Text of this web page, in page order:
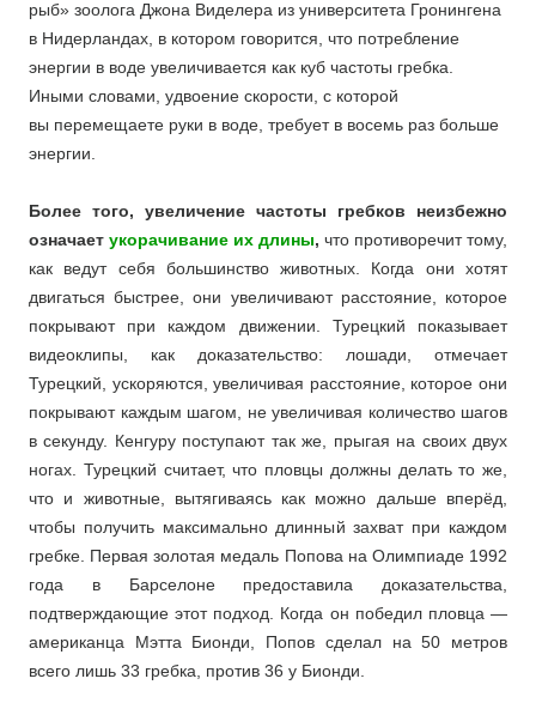
рыб» зоолога Джона Виделера из университета Гронингена
в Нидерландах, в котором говорится, что потребление
энергии в воде увеличивается как куб частоты гребка.
Иными словами, удвоение скорости, с которой
вы перемещаете руки в воде, требует в восемь раз больше
энергии.
Более того, увеличение частоты гребков неизбежно
означает укорачивание их длины, что противоречит тому,
как ведут себя большинство животных. Когда они хотят
двигаться быстрее, они увеличивают расстояние, которое
покрывают при каждом движении. Турецкий показывает
видеоклипы, как доказательство: лошади, отмечает
Турецкий, ускоряются, увеличивая расстояние, которое они
покрывают каждым шагом, не увеличивая количество шагов
в секунду. Кенгуру поступают так же, прыгая на своих двух
ногах. Турецкий считает, что пловцы должны делать то же,
что и животные, вытягиваясь как можно дальше вперёд,
чтобы получить максимально длинный захват при каждом
гребке. Первая золотая медаль Попова на Олимпиаде 1992
года в Барселоне предоставила доказательства,
подтверждающие этот подход. Когда он победил пловца —
американца Мэтта Бионди, Попов сделал на 50 метров
всего лишь 33 гребка, против 36 у Бионди.